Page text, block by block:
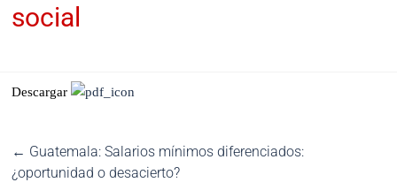
social
Descargar
← Guatemala: Salarios mínimos diferenciados:
¿oportunidad o desacierto?